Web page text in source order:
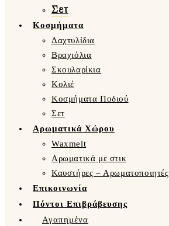
Σετ
Κοσμήματα
Δαχτυλίδια
Βραχιόλια
Σκουλαρίκια
Κολιέ
Κοσμήματα Ποδιού
Σετ
Αρωματικά Χώρου
Waxmelt
Αρωματικά με στικ
Καυστήρες – Αρωματοποιητές
Επικοινωνία
Πόντοι Επιβράβευσης
Αγαπημένα